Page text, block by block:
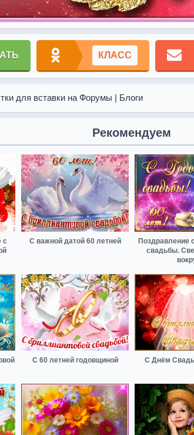
КЛАСС
для вставки на Форумы | Блоги
Рекомендуем
с
С важной датой 60 летней
Поздравление
свадьбы.
С 60 летней годовщиной С Днём